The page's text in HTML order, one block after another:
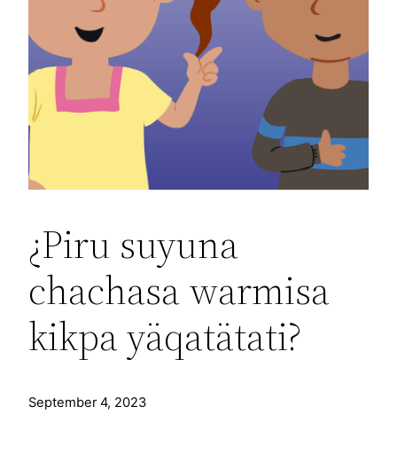
¿Piru suyuna
chachasa warmisa
kikpa yäqatätati?
September 4, 2023